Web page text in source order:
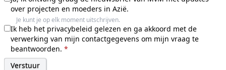
over projecten en moeders in Azië.
Je kunt je op elk moment uitschrijven.
Ik heb het privacybeleid gelezen en ga akkoord met de
verwerking van mijn contactgegevens om mijn vraag te
beantwoorden. *